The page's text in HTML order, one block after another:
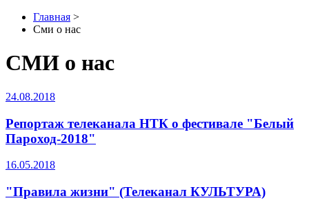
Главная >
Сми о нас
СМИ о нас
24.08.2018
Репортаж телеканала НТК о фестивале "Белый
Пароход-2018"
16.05.2018
"Правила жизни" (Телеканал КУЛЬТУРА)